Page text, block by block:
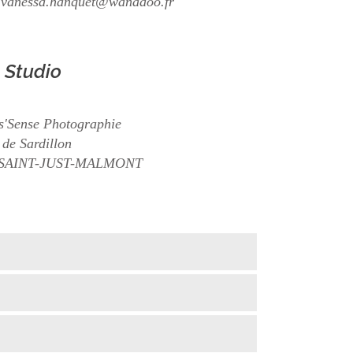
Studio
Photographie
Sardillon
JUST-MALMONT